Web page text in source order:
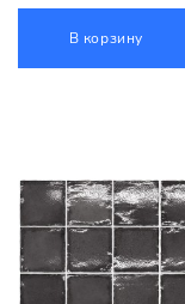
В корзину